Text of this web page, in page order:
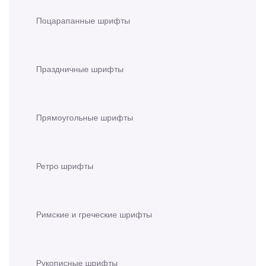
Поцарапанные шрифты
Праздничные шрифты
Прямоугольные шрифты
Ретро шрифты
Римские и греческие шрифты
Рукописные шрифты